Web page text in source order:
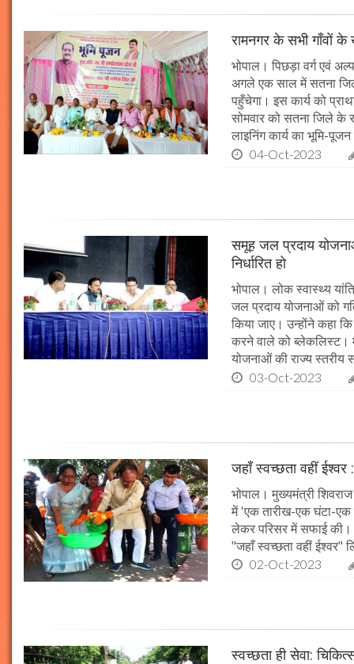
रामनगर के सभी गाँवों
भोपाल। पिछड़ा वर्ग एवं
अगले एक साल में सतना
पहुँचेगा। इस कार्य को
सोमवार को सतना जिले के
लाइनिंग कार्य का भूमि-
04-Oct-2023
समूह जल प्रदाय
निर्धारित हो
भोपाल। लोक स्वास्थ्य
जल प्रदाय योजनाओं को
किया जाए। उन्होंने कहा
करने वाले को ब्लेकलिस्ट।
योजनाओं की राज्य स्तरीय
03-Oct-2023
जहाँ स्वच्छता वहीं ईश्वर
भोपाल। मुख्यमंत्री
में 'एक तारीख-एक घंटा-एक
लेकर परिसर में सफाई की।
"जहाँ स्वच्छता वहीं ईश्वर"
02-Oct-2023
स्वच्छता ही सेवा: